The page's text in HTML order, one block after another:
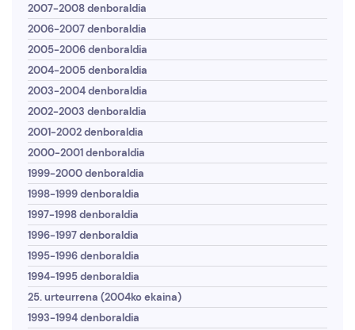
2007-2008 denboraldia
2006-2007 denboraldia
2005-2006 denboraldia
2004-2005 denboraldia
2003-2004 denboraldia
2002-2003 denboraldia
2001-2002 denboraldia
2000-2001 denboraldia
1999-2000 denboraldia
1998-1999 denboraldia
1997-1998 denboraldia
1996-1997 denboraldia
1995-1996 denboraldia
1994-1995 denboraldia
25. urteurrena (2004ko ekaina)
1993-1994 denboraldia